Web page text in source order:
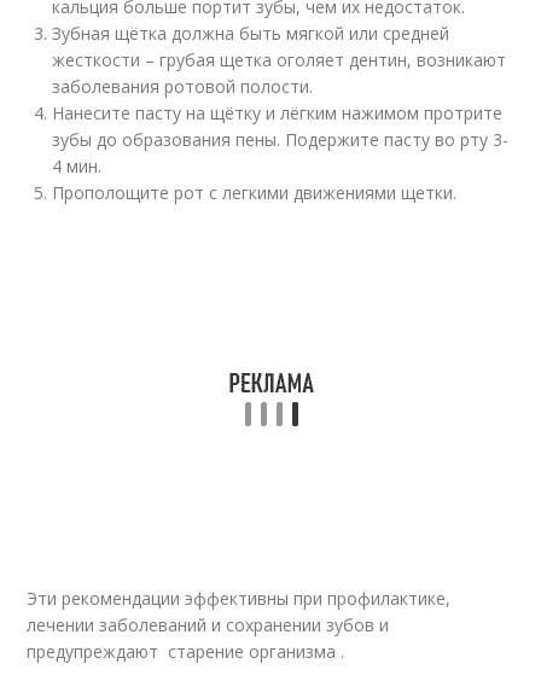
кальция больше портит зубы, чем их недостаток.
Зубная щётка должна быть мягкой или средней
жесткости – грубая щетка оголяет дентин, возникают
заболевания ротовой полости.
Нанесите пасту на щётку и лёгким нажимом протрите
зубы до образования пены. Подержите пасту во рту 3-
4 мин.
Прополощите рот с легкими движениями щетки.
Эти рекомендации эффективны при профилактике,
лечении заболеваний и сохранении зубов и
предупреждают старение организма .